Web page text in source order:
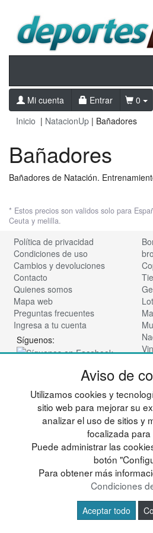
Mi cuenta
Entrar
0
Inicio | NatacionUp | Bañadores
Bañadores
Bañadores de Natación.
* Estos precios son validos solo para
Ceuta y melilla.
Política de privacidad
Condiciones de uso
Cambios y devoluciones
Contacto
Quienes somos
Mapa web
Preguntas frecuentes
Ingresa a tu cuenta
Síguenos:
© deportesup.com - Todos los
Aviso de
Utilizamos cookies y
sitio web para mejorar su
analizar el uso de sitios y
focalizada para
Puede administrar las
botón
Para obtener más
Condiciones
Aceptar todo